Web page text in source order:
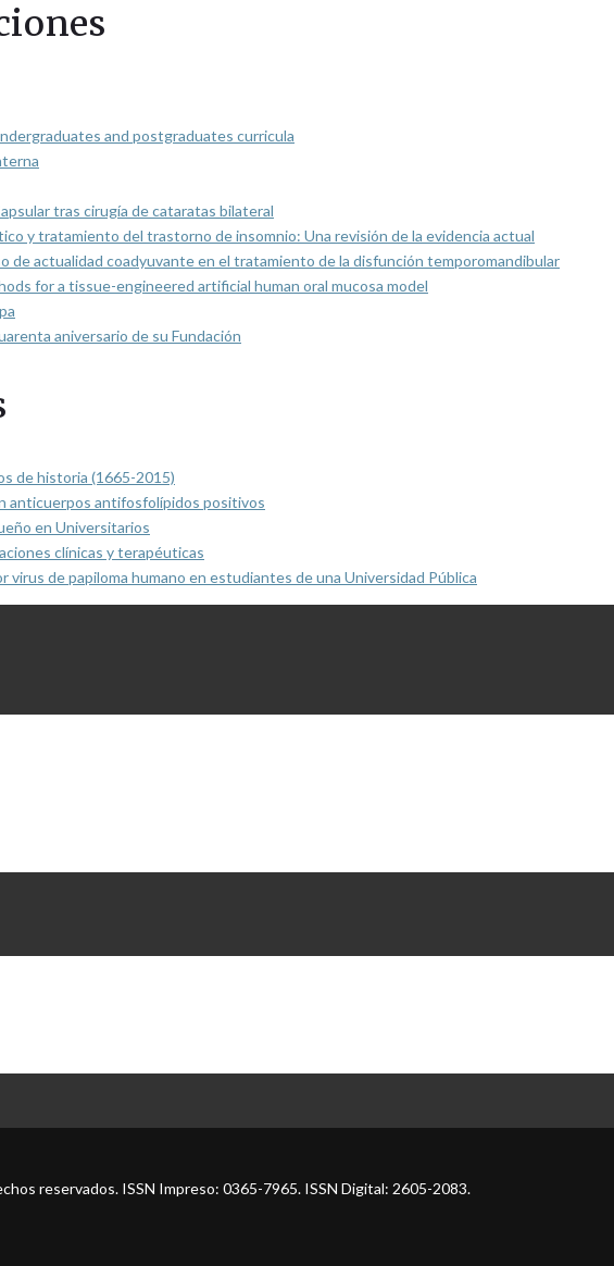
and postgraduates curricula
tras cirugía de cataratas bilateral
y tratamiento del trastorno de insomnio: Una revisión de la evidencia actual
de actualidad coadyuvante en el tratamiento de la disfunción temporomandibular
for a tissue-engineered artificial human oral mucosa model
aniversario de su Fundación
de historia (1665-2015)
anticuerpos antifosfolípidos positivos
en Universitarios
clínicas y terapéuticas
virus de papiloma humano en estudiantes de una Universidad Pública
reservados. ISSN Impreso: 0365-7965. ISSN Digital: 2605-2083.